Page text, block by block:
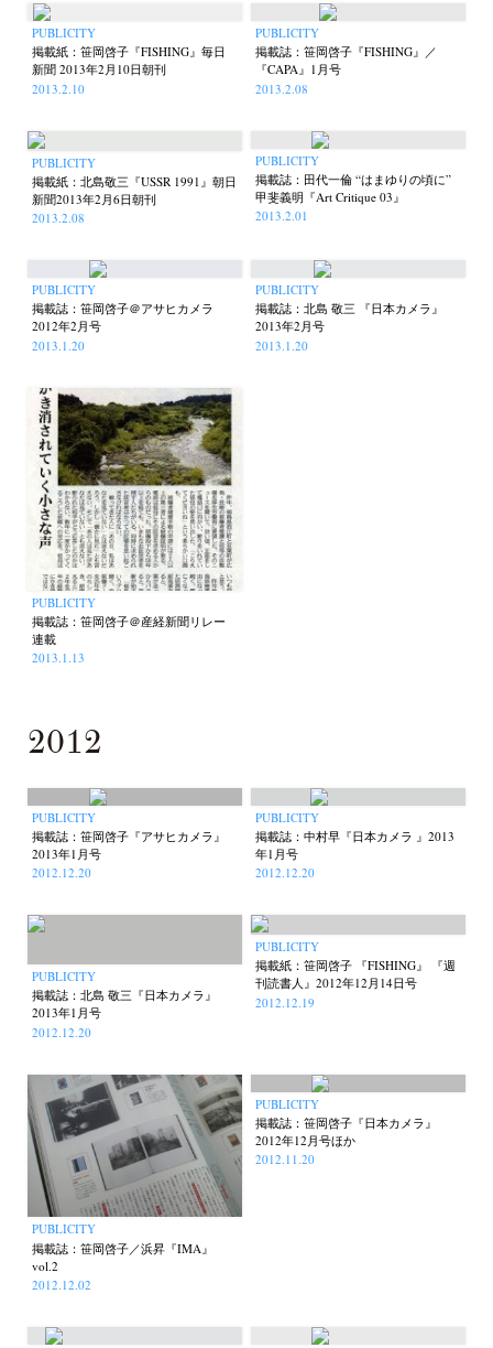
News Documents
Terms & Privacy Policy Bookstores Newsletter
Akifumi Tanaka (7) Fumikiyo Nagamachi (27) Kazumichi Hashimoto (6)
Kazuyuki Kawaguchi Keiko Sasaoka (267) Keizo Kitajima
Nana Kakuda Naonori Oshima
Park (7) photographers' gallery File (16) photographers’ gallery press
Postwar and Shōwa-Era (2) Publication
Special Exhibitions (60) Takuro Yoneda
Untitled Records (41) Workshop
PUBLICITY
掲載紙：笹岡啓子『FISHING』毎日
新聞 2013年2月10日朝刊
2013.2.10
PUBLICITY
掲載誌：笹岡啓子『FISHING』／
『CAPA』1月号
2013.2.08
PUBLICITY
掲載紙：北島敬三『USSR 1991』朝日
新聞2013年2月6日朝刊
2013.2.08
PUBLICITY
掲載誌：田代一倫 “はまゆりの頃に”
甲斐義明『Art Critique 03』
2013.2.01
PUBLICITY
掲載誌：笹岡啓子＠アサヒカメラ
2012年2月号
2013.1.20
PUBLICITY
掲載誌：北島 敬三 『日本カメラ』
2013年2月号
2013.1.20
PUBLICITY
掲載誌：笹岡啓子＠産経新聞リレー
連載
2013.1.13
2012
PUBLICITY
掲載誌：笹岡啓子『アサヒカメラ』
2013年1月号
2012.12.20
PUBLICITY
掲載誌：中村早『日本カメラ 』2013
年1月号
2012.12.20
PUBLICITY
掲載誌：北島 敬三『日本カメラ』
2013年1月号
2012.12.20
PUBLICITY
掲載紙：笹岡啓子 『FISHING』 『週
刊読書人』2012年12月14日号
2012.12.19
PUBLICITY
掲載誌：笹岡啓子／浜昇『IMA』
vol.2
2012.12.02
PUBLICITY
掲載誌：笹岡啓子『日本カメラ』
2012年12月号ほか
2012.11.20